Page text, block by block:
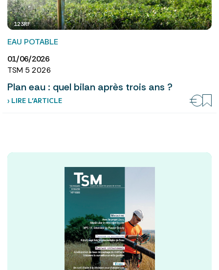
123RF
EAU POTABLE
01/06/2026
TSM 5 2026
Plan eau : quel bilan après trois ans ?
› LIRE L’ARTICLE